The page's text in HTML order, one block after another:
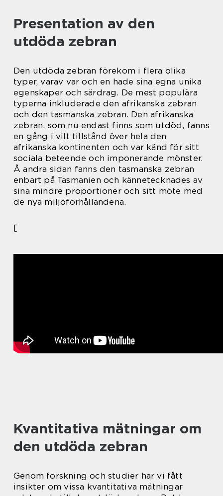
Presentation av den
utdöda zebran
Den utdöda zebran förekom i flera olika
typer, varav var och en hade sina egna unika
egenskaper och särdrag. De mest populära
typerna inkluderade den afrikanska zebran
och den tasmanska zebran. Den afrikanska
zebran, som nu endast finns som utdöd, fanns
en gång i vilt tillstånd över hela den
afrikanska kontinenten och var känd för sitt
sociala beteende och imponerande mönster.
Å andra sidan fanns den tasmanska zebran
enbart på Tasmanien och kännetecknades av
sina mindre proportioner och sitt möte med
de nya miljöförhållandena.
[
Kvantitativa mätningar om
den utdöda zebran
Genom forskning och studier har vi fått
insikter om vissa kvantitativa mätningar